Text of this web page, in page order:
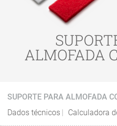
ALMOFADA
SUPORTE PARA ALMOFADA
Dados técnicos
Calculadora